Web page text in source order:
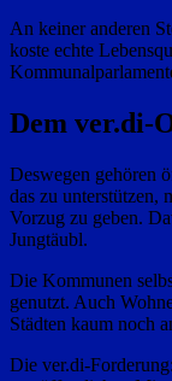
An keiner anderen
koste echte
Dem ver.di-
Deswegen gehören
das zu unterstützen,
Vorzug zu geben.
Jungtäubl.
Die Kommunen
genutzt. Auch
Städten kaum noch
Die ver.di-